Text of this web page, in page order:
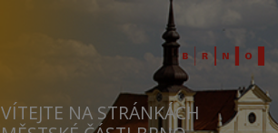
VÍTEJTE NA STRÁNKÁCH